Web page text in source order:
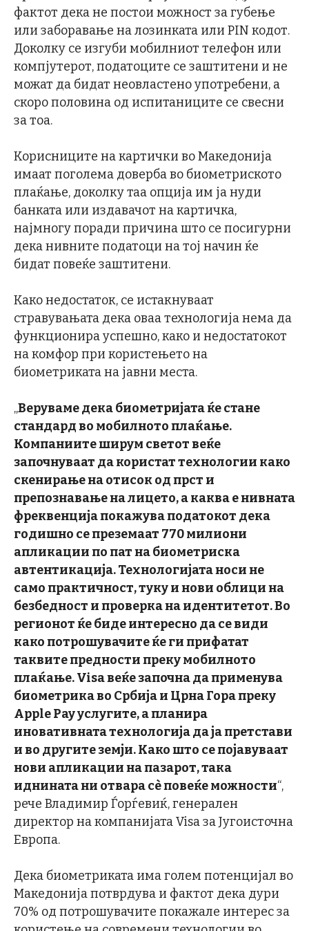
фактот дека не постои можност за губење
или заборавање на лозинката или PIN кодот.
Доколку се изгуби мобилниот телефон или
компјутерот, податоците се заштитени и не
можат да бидат неовластено употребени, а
скоро половина од испитаниците се свесни
за тоа.
Корисниците на картички во Македонија
имаат поголема доверба во биометриското
плаќање, доколку таа опција им ја нуди
банката или издавачот на картичка,
најмногу поради причина што се посигурни
дека нивните податоци на тој начин ќе
бидат повеќе заштитени.
Како недостаток, се истакнуваат
стравувањата дека оваа технологија нема да
функционира успешно, како и недостатокот
на комфор при користењето на
биометриката на јавни места.
„Веруваме дека биометријата ќе стане
стандард во мобилното плаќање.
Компаниите ширум светот веќе
започнуваат да користат технологии како
скенирање на отисок од прст и
препознавање на лицето, а каква е нивната
фреквенција покажува податокот дека
годишно се преземаат 770 милиони
апликации по пат на биометриска
автентикација.Технологијата носи не
само практичност, туку и нови облици на
безбедност и проверка на идентитетот.Во
регионот ќе биде интересно да се види
како потрошувачите ќе ги прифатат
таквите предности преку мобилното
плаќање. Visaвеќе започна да применува
биометрика во Србија и Црна Гора преку
Apple Payуслугите,а планира
иновативната технологија да ја претстави
и во другите земји.Како што се појавуваат
нови апликации на пазарот, така
иднината ни отвара сèповеќе можности“,
рече Владимир Ѓорѓевиќ, генерален
директор на компанијата Visa за Југоисточна
Европа.
Дека биометриката има голем потенцијал во
Македонија потврдува и фактот дека дури
70% од потрошувачите покажале интерес за